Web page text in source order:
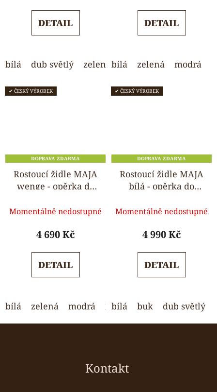
5,0
z
DETAIL
bílá dub světlý zelená modrá světle šedá
5,0
z
DETAIL
bílá zelená modrá
✔ ČESKÝ VÝROBEK
DOPRAVA ZDARMA
Rostoucí židle MAJA
wenge - opěrka do
hodnocení
produktu
5,0
z
Momentálně nedostupné
4 690 Kč
DETAIL
bílá zelená modrá růžová světle šedá
✔ ČESKÝ VÝROBEK
DOPRAVA ZDARMA
Rostoucí židle MAJA
bílá - opěrka do
hodnocení
produktu
5,0
z
Momentálně nedostupné
4 990 Kč
DETAIL
bílá buk dub světlý
Z
Kontakt